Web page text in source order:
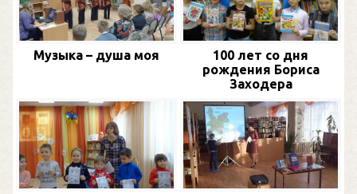
Музыка – душа моя
100 лет со дня
рождения Бориса
Заходера